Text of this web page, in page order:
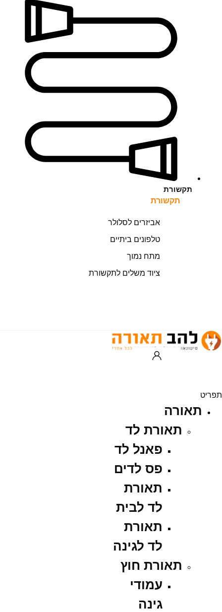
תקשורת
תקשורת
אביזרים לסלולר
טלפונים ביתיים
מתח נמוך
ציוד משלים לתקשורת
תפריט
תאורה
תאורת לד
פאנל לד
פס לדים
תאורת
לד לבית
תאורת
לד לגינה
תאורת חוץ
עמודי
גינה